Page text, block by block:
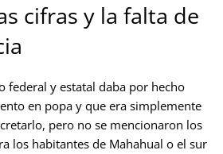
cifras y la falta de
federal y estatal daba por hecho
en popa y que era simplemente
pero no se mencionaron los
los habitantes de Mahahual o el sur